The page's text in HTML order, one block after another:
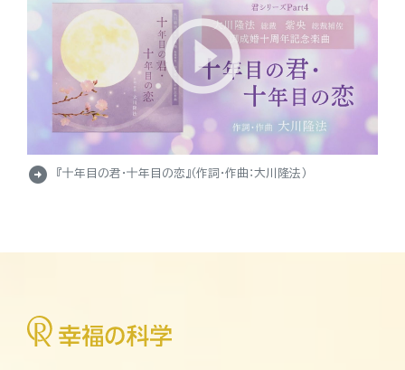
arrow_circle_right 『十年目の君・十年目の恋』（作詞・作曲：大川隆法）